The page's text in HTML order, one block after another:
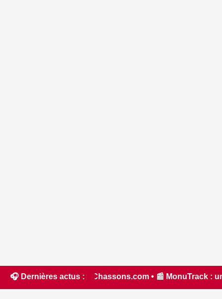
🎧 Dernières actus :• 📰 MonuTrack : une application